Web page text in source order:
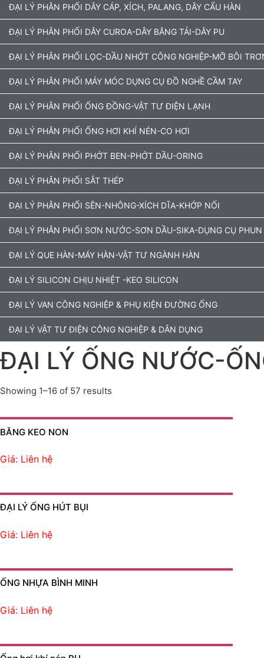
ĐẠI LÝ PHÂN PHỐI DÂY CÁP, XÍCH, PALANG, DÂY CẨU HÀN
ĐẠI LÝ PHÂN PHỐI DÂY CUROA-DÂY BĂNG TẢI-DÂY PU
ĐẠI LÝ PHÂN PHỐI LỌC-DẦU NHỚT CÔNG NGHIỆP-MỠ BÔI
ĐẠI LÝ PHÂN PHỐI MÁY MÓC DỤNG CỤ ĐỒ NGHỀ CẦM TAY
ĐẠI LÝ PHÂN PHỐI ỐNG ĐỒNG-VẬT TƯ ĐIỆN LẠNH
ĐẠI LÝ PHÂN PHỐI ỐNG HƠI KHÍ NÉN-CO HƠI
ĐẠI LÝ PHÂN PHỐI PHỚT BEN-PHỚT DẦU-ORING
ĐẠI LÝ PHÂN PHỐI SẮT THÉP
ĐẠI LÝ PHÂN PHỐI SÊN-NHÔNG-XÍCH DĨA-KHỚP NỐI
ĐẠI LÝ PHÂN PHỐI SƠN NƯỚC-SƠN DẦU-SIKA-DỤNG CỤ
ĐẠI LÝ QUE HÀN-MÁY HÀN-VẬT TƯ NGÀNH HÀN
ĐẠI LÝ SILICON CHỊU NHIỆT -KEO SILICON
ĐẠI LÝ VAN CÔNG NGHIỆP & PHỤ KIỆN ĐƯỜNG ỐNG
ĐẠI LÝ VẬT TƯ ĐIỆN CÔNG NGHIỆP & DÂN DỤNG
ĐẠI LÝ ỐNG NƯỚC-
Showing 1–16 of 57 results
BĂNG KEO NON
Giá: Liên hệ
ĐẠI LÝ ỐNG HÚT BỤI
Giá: Liên hệ
ỐNG NHỰA BÌNH MINH
Giá: Liên hệ